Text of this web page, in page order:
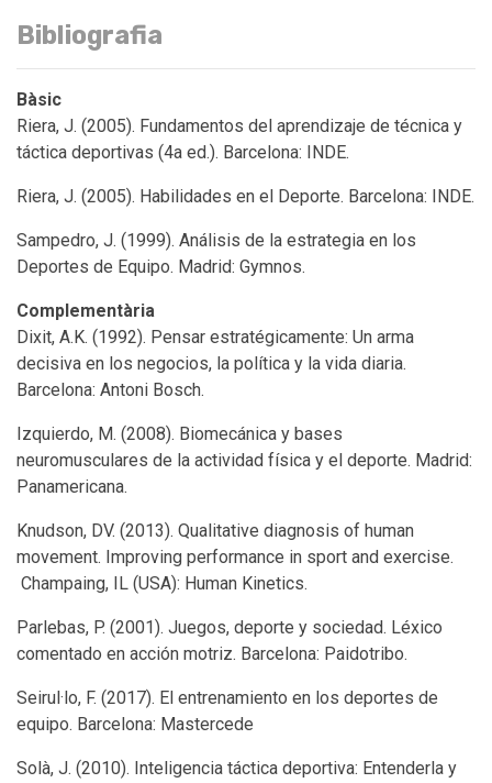
Bibliografia
Bàsic
Riera, J. (2005). Fundamentos del aprendizaje de técnica y
táctica deportivas (4a ed.). Barcelona: INDE.
Riera, J. (2005). Habilidades en el Deporte. Barcelona: INDE.
Sampedro, J. (1999). Análisis de la estrategia en los
Deportes de Equipo. Madrid: Gymnos.
Complementària
Dixit, A.K. (1992). Pensar estratégicamente: Un arma
decisiva en los negocios, la política y la vida diaria.
Barcelona: Antoni Bosch.
Izquierdo, M. (2008). Biomecánica y bases
neuromusculares de la actividad física y el deporte. Madrid:
Panamericana.
Knudson, DV. (2013). Qualitative diagnosis of human
movement. Improving performance in sport and exercise.
Champaing, IL (USA): Human Kinetics.
Parlebas, P. (2001). Juegos, deporte y sociedad. Léxico
comentado en acción motriz. Barcelona: Paidotribo.
Seirul·lo, F. (2017). El entrenamiento en los deportes de
equipo. Barcelona: Mastercede
Solà, J. (2010). Inteligencia táctica deportiva: Entenderla y